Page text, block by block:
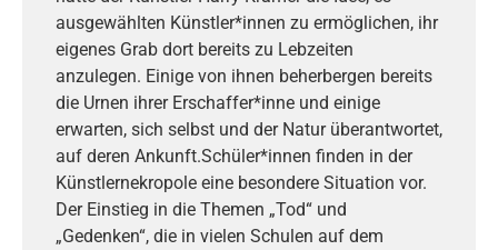
ausgewählten Künstler*innen zu ermöglichen, ihr
eigenes Grab dort bereits zu Lebzeiten
anzulegen. Einige von ihnen beherbergen bereits
die Urnen ihrer Erschaffer*inne und einige
erwarten, sich selbst und der Natur überantwortet,
auf deren Ankunft.Schüler*innen finden in der
Künstlernekropole eine besondere Situation vor.
Der Einstieg in die Themen „Tod“ und
„Gedenken“, die in vielen Schulen auf dem